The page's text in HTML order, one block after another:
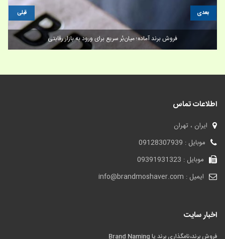
فروش برند و داستان برند DJI
قبلی بعدی
اطلاعات تماس
ایران ، تهران
موبایل : 09128307939
موبایل : 09391931323
ایمیل : info@brandmoshaver.com
اخبار سایت
فروش برند،نامگذاری برند یا Brand Naming